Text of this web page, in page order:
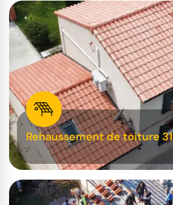
Rehaussement de toiture 31